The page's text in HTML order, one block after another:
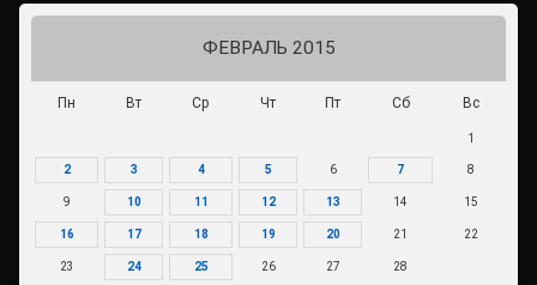
ФЕВРАЛЬ 2015
Пн Вт Ср Чт Пт Сб Вс
1
2 3 4 5 6 7 8
9 10 11 12 13 14 15
16 17 18 19 20 21 22
23 24 25 26 27 28